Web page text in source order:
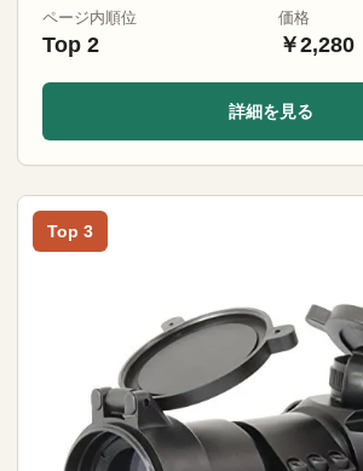
ページ内順位
Top 2
価格
￥2,280
詳細を見る
Top 3